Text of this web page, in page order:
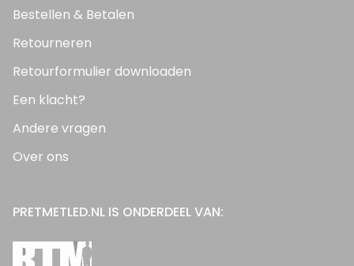
Bestellen & Betalen
Retourneren
Retourformulier downloaden
Een klacht?
Andere vragen
Over ons
PRETMETLED.NL IS ONDERDEEL VAN: